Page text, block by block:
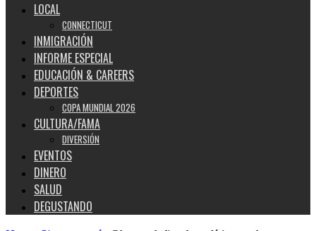
LOCAL
CONNECTICUT
INMIGRACIÓN
INFORME ESPECIAL
EDUCACIÓN & CAREERS
DEPORTES
COPA MUNDIAL 2026
CULTURA/FAMA
DIVERSIÓN
EVENTOS
DINERO
SALUD
DEGUSTANDO